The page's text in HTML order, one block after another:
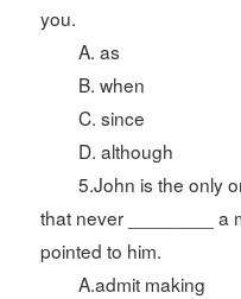
you.
A. as
B. when
C. since
D. although
5.John is the only
that never ________ a
pointed to him.
A.admit making